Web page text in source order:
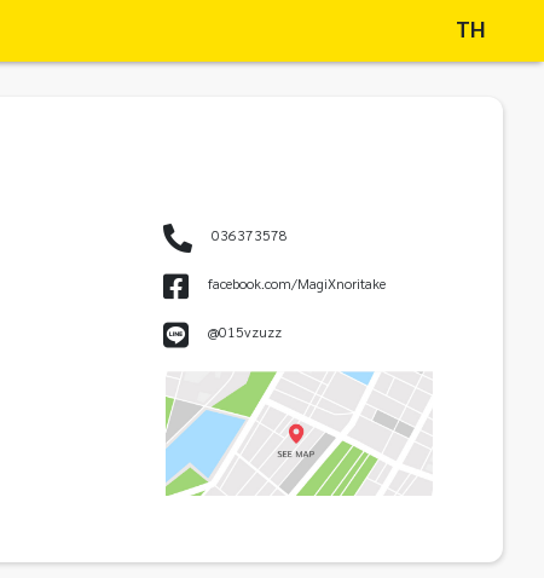
TH
036373578
facebook.com/MagiXnoritake
@015vzuzz